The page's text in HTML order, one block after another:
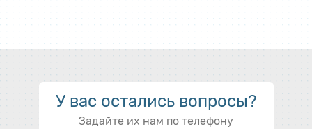
У вас остались вопросы?
Задайте их нам по телефону